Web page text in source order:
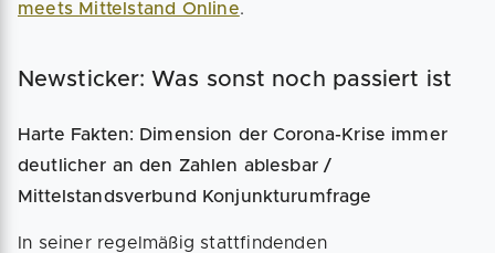
meets Mittelstand Online.
Newsticker: Was sonst noch passiert ist
Harte Fakten: Dimension der Corona-Krise immer
deutlicher an den Zahlen ablesbar /
Mittelstandsverbund Konjunkturumfrage
In seiner regelmäßig stattfindenden